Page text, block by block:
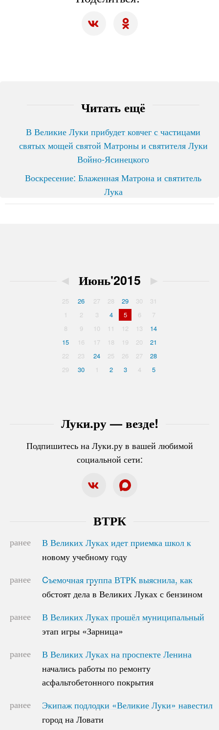
Читать ещё
В Великие Луки прибудет ковчег с частицами
святых мощей святой Матроны и святителя Луки
Войно-Ясинецкого
Воскресение: Блаженная Матрона и святитель
Лука
Луки.ру — везде!
Подпишитесь на Луки.ру в вашей любимой
социальной сети:
◄ Июнь'2015 ►
25 26 27 28 29 30
31
1
2 3 4 5 6
7
8
9 10 11 12 13
14
15
16 17 18 19 20
21
22
23 24 25 26 27
28
29
30 1 2 3 4 5
ВТРК
ранее
В Великих Луках идет приемка школ к
новому учебному году
В Великих Луках идет приемка школ к
новому учебному году
ранее
Cъемочная группа ВТРК выяснила, как
обстоят дела в Великих Луках с бензином
Cъемочная группа ВТРК выяснила, как
обстоят дела в Великих Луках с бензином
ранее
В Великих Луках прошёл муниципальный
этап игры «Зарница»
В Великих Луках прошёл муниципальный
этап игры «Зарница»
ранее
В Великих Луках на проспекте Ленина
начались работы по ремонту
асфальтобетонного покрытия
В Великих Луках на проспекте Ленина
начались работы по ремонту
асфальтобетонного покрытия
ранее
Экипаж подлодки «Великие Луки» навестил
город на Ловати
Экипаж подлодки «Великие Луки» навестил
город на Ловати